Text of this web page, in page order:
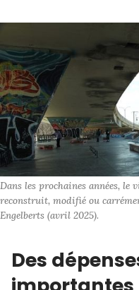
Dans les prochaines années, le
reconstruit, modifié ou
Engelberts (avril 2025).
Des